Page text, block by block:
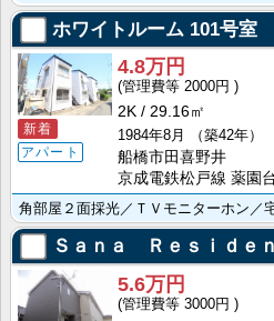
ホワイトルーム 101号室
新着
アパート
4.8万円
2000円
2K
29.16㎡
1984年8月
（築42年）
船橋市田喜野井
京成電鉄松戸線 薬園
Ｓａｎａ Ｒｅｓｉｄｅ
5.6万円
3000円